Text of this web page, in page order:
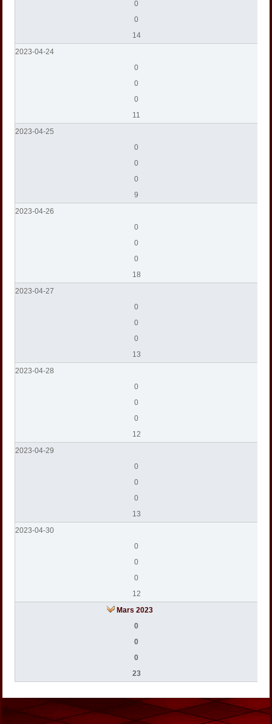
0
0
14
2023-04-24
0
0
0
11
2023-04-25
0
0
0
9
2023-04-26
0
0
0
18
2023-04-27
0
0
0
13
2023-04-28
0
0
0
12
2023-04-29
0
0
0
13
2023-04-30
0
0
0
12
Mars 2023
0
0
0
23